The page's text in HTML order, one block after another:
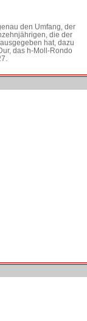
den Umfang, der
die der
hat, dazu
das h-Moll-Rondo